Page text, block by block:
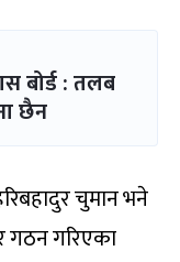
बोर्ड : तलब
छैन
चुमान भने
गरिएका